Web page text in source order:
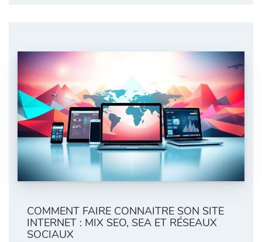
COMMENT FAIRE CONNAITRE SON SITE
INTERNET : MIX SEO, SEA ET RÉSEAUX
SOCIAUX